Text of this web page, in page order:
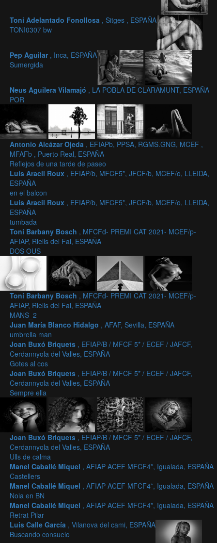
Toni Adelantado Fonollosa , Sitges , ESPAÑA
TONI0307 bw
Pep Aguilar , Inca, ESPAÑA
Sumergida
Neus Aguilera Vilamajó , LA POBLA DE CLARAMUNT, ESPAÑA
POR
Antonio Alcázar Ojeda , EFIAPb, PPSA, RGMS.GNG, MCEF ,
MFAFb , Puerto Real, ESPAÑA
Reflejos de una tarde de paseo
Luís Aracil Roux , EFIAP/b, MFCF5*, JFCF/b, MCEF/o, LLEIDA,
ESPAÑA
en el balcon
Luís Aracil Roux , EFIAP/b, MFCF5*, JFCF/b, MCEF/o, LLEIDA,
ESPAÑA
tumbada
Toni Barbany Bosch , MFCFd- PREMI CAT 2021- MCEF/p-
AFIAP, Riells del Fai, ESPAÑA
DOS OUS
Toni Barbany Bosch , MFCFd- PREMI CAT 2021- MCEF/p-
AFIAP, Riells del Fai, ESPAÑA
MANS_2
Juan María Blanco Hidalgo , AFAF, Sevilla, ESPAÑA
umbrella man
Joan Buxó Briquets , EFIAP/B / MFCF 5* / ECEF / JAFCF,
Cerdannyola del Valles, ESPAÑA
Gotes al cos
Joan Buxó Briquets , EFIAP/B / MFCF 5* / ECEF / JAFCF,
Cerdannyola del Valles, ESPAÑA
Sempre ella
Joan Buxó Briquets , EFIAP/B / MFCF 5* / ECEF / JAFCF,
Cerdannyola del Valles, ESPAÑA
Ulls de calma
Manel Caballé Miquel , AFIAP ACEF MFCF4*, Igualada, ESPAÑA
Castellers
Manel Caballé Miquel , AFIAP ACEF MFCF4*, Igualada, ESPAÑA
Noia en BN
Manel Caballé Miquel , AFIAP ACEF MFCF4*, Igualada, ESPAÑA
Retrat Pilar
Luis Calle García , Vilanova del cami, ESPAÑA
Buscando consuelo